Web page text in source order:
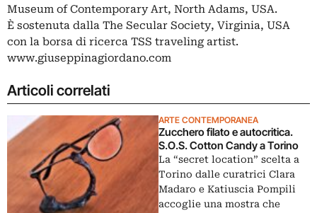
Museum of Contemporary Art, North Adams, USA.
È sostenuta dalla The Secular Society, Virginia, USA
con la borsa di ricerca TSS traveling artist.
www.giuseppinagiordano.com
Articoli correlati
ARTE CONTEMPORANEA
Zucchero filato e autocritica.
S.O.S. Cotton Candy a Torino
La “secret location” scelta a
Torino dalle curatrici Clara
Madaro e Katiuscia Pompili
accoglie una mostra che